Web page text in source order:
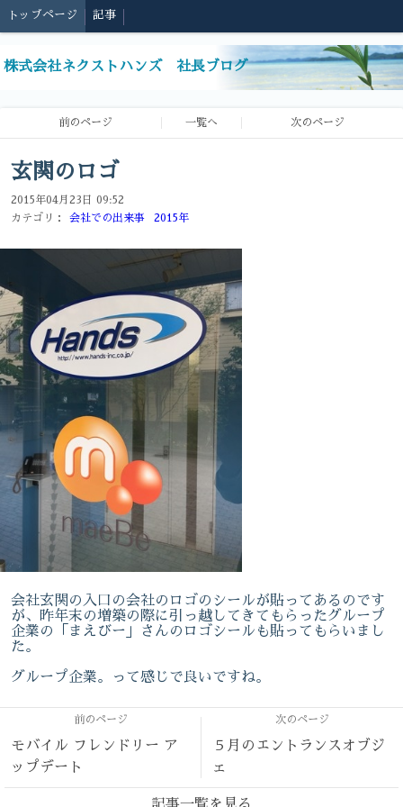
トップページ 記事
株式会社ネクストハンズ 社長ブログ
前のページ 一覧へ 次のページ
玄関のロゴ
2015年04月23日 09:52
カテゴリ：
会社での出来事 2015年
会社玄関の入口の会社のロゴのシールが貼ってあるのです
が、昨年末の増築の際に引っ越してきてもらったグループ
企業の「まえびー」さんのロゴシールも貼ってもらいまし
た。
グループ企業。って感じで良いですね。
前のページ
モバイル フレンドリー ア
ップデート
次のページ
５月のエントランスオブジ
ェ
記事一覧を見る